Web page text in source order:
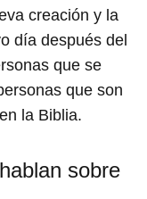
creación y la
día después del
que se
que son
la Biblia.
sobre